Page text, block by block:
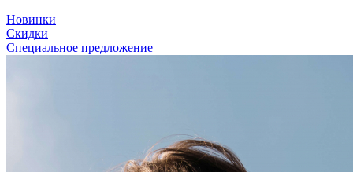
Новинки
Скидки
Специальное предложение